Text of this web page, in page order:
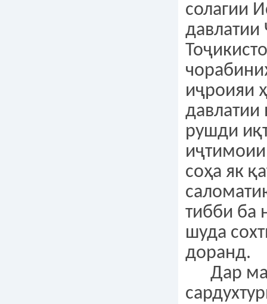
солагии
иҷроияи
давлатии
рушди
соҳа як
тибби ба
шуда
доранд.
Дар